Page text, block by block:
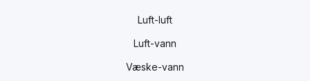
Luft-luft
Luft-vann
Væske-vann